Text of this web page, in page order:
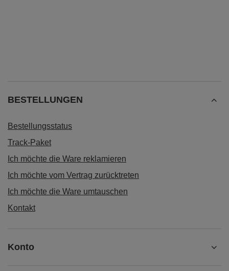
BESTELLUNGEN
Bestellungsstatus
Track-Paket
Ich möchte die Ware reklamieren
Ich möchte vom Vertrag zurücktreten
Ich möchte die Ware umtauschen
Kontakt
Konto